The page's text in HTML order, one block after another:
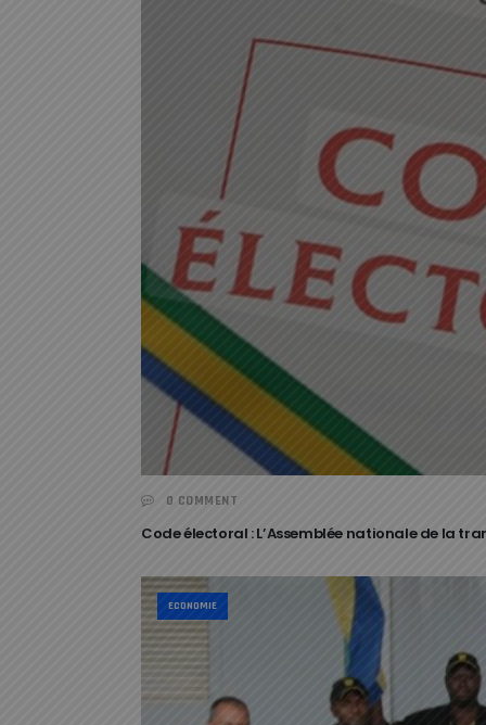
0 COMMENT
Code électoral : L’Assemblée nationale de la
ECONOMIE